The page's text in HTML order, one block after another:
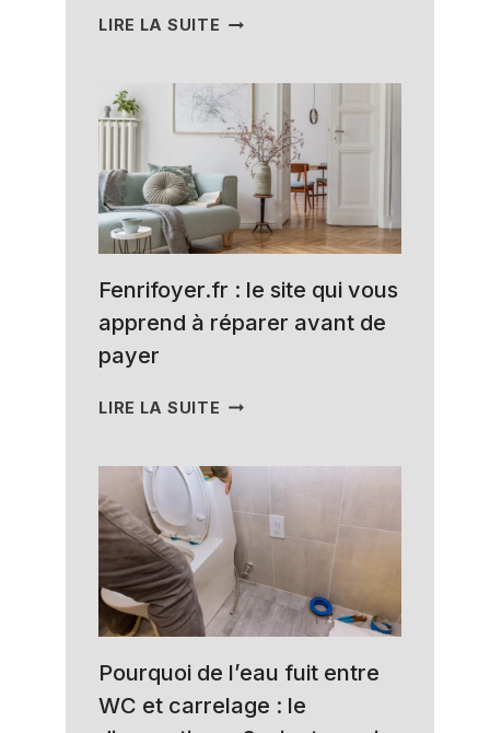
LIRE LA SUITE MON
LES
PIGEONS
QUE
FAIRE
POUR
FAIRE
LA
NUISANCE
Fenrifoyer.fr : le site qui vous
apprend à réparer avant de
payer
LIRE LA SUITE FENRIFOYER.FR
SITE
QUI
VOUS
APPREND
RÉPARER
AVANT
PAYER
Pourquoi de l’eau fuit entre
WC et carrelage : le